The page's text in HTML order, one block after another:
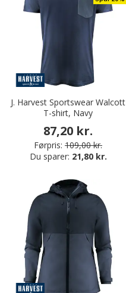
J. Harvest Sportswear Walcott
T-shirt, Navy
87,20 kr.
Førpris: 109,00 kr.
Du sparer: 21,80 kr.